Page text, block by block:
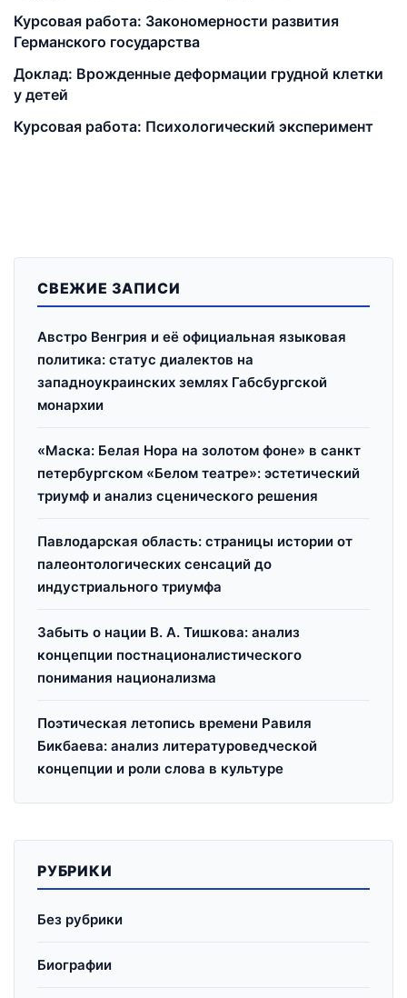
Курсовая работа: Закономерности развития
Германского государства
Доклад: Врожденные деформации грудной клетки
у детей
Курсовая работа: Психологический эксперимент
СВЕЖИЕ ЗАПИСИ
Австро Венгрия и её официальная языковая
политика: статус диалектов на
западноукраинских землях Габсбургской
монархии
«Маска: Белая Нора на золотом фоне» в санкт
петербургском «Белом театре»: эстетический
триумф и анализ сценического решения
Павлодарская область: страницы истории от
палеонтологических сенсаций до
индустриального триумфа
Забыть о нации В. А. Тишкова: анализ
концепции постнационалистического
понимания национализма
Поэтическая летопись времени Равиля
Бикбаева: анализ литературоведческой
концепции и роли слова в культуре
РУБРИКИ
Без рубрики
Биографии